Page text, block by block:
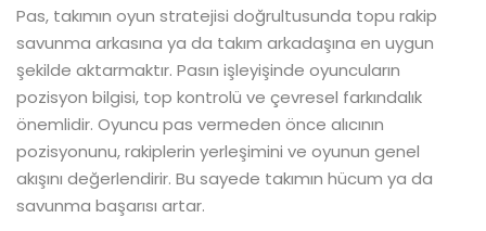
Pas, takımın oyun stratejisi doğrultusunda topu rakip
savunma arkasına ya da takım arkadaşına en uygun
şekilde aktarmaktır. Pasın işleyişinde oyuncuların
pozisyon bilgisi, top kontrolü ve çevresel farkındalık
önemlidir. Oyuncu pas vermeden önce alıcının
pozisyonunu, rakiplerin yerleşimini ve oyunun genel
akışını değerlendirir. Bu sayede takımın hücum ya da
savunma başarısı artar.